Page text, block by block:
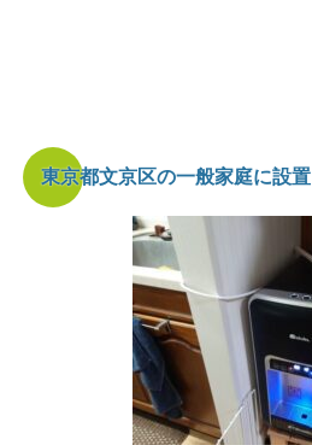
東京都文京区の一般家庭に設